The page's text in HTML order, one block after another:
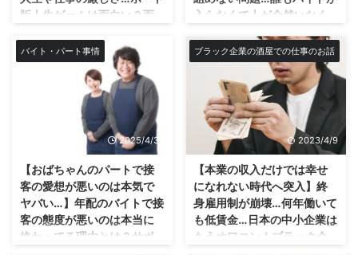
バイトに臨む態度や姿勢がヤバい
なと感じます。 やる気ないなら
はなから応募して来るなよと思
う。 履歴書持ってきてなかった
り、寝起きなのか髪の毛ボサボサ
だったり、足元見たら裸足でサン
ダルだったり、遅刻したりね。
面接の時間に遅刻してきて慌てる
様子もなく欠伸しながらダラダラ
歩いてきますからね。苦笑 そん
...
い上司！ 完全定時退社制のとこ
ろなら時間が来れば必ず退社しな
ければなりませんが、ほとんどの
会社がそうではないと思います。
そこで出てくるのが定時を過ぎ
ても帰らない上司になります。
もはや残業をする為だけに生まれ
て来たのか？疑いたく ...
版人生ゲームは面白い？面
になってからプレイするボ
ード版人生ゲームにみる圧
倒的な人生のリアルについ
どうも僕です☆今回は久し振りに
やったボードゲームの人生で遊ん
だので大人になってからやる人生
ゲームで感じるリアルです！[ 久
しぶりにしたボードゲームの人生
ゲームにみる人生のリアルについ
て… 今回はクダラナイ内容。でも
ある意味めっちゃリアルで怖いで
すよ… この前めちゃくちゃ久しぶ
入らなくて人が全然いなく
考え方の違い…12月23日～
25日のシフト全て休みのバ
イト達のせいで店は賑やか
お祭り騒ぎで毎年パニック
状態に…。
クリスマスパニック…店は賑や
かお祭り騒ぎ… いやぁ〜今年も来
ましたねクリスマス！街は賑やか
お祭り騒ぎ〜♪な訳ですが、例年
通りうちの会社は人がいなさ過ぎ
てバタバタである意味お祭り騒
ぎ！(笑) 有線でX JAPANのToshl
が歌うチキンライスがずっと流れ
バイト・パート事情
2025/4/30
【おばちゃんのパートで接
客の愛想が悪いのは本気で
ヤバい…】年配のバイトで接
客の態度が悪いのは本当に
終わってる理由とは？サボ
ブラック企業の酒屋での仕事のお話
2023/4/9
【本業の収入だけでは幸せ
になれない時代へ突入】終
身雇用制が崩壊…何年働いて
も低賃金…日本の中小企業は
もうオワコン！ブラック企